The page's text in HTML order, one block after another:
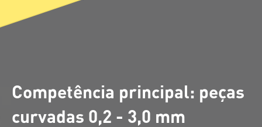
Competência principal: peças
curvadas 0,2 - 3,0 mm